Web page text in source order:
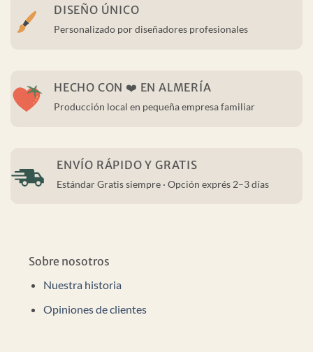
DISEÑO ÚNICO
Personalizado por diseñadores profesionales
HECHO CON ❤️ EN ALMERÍA
Producción local en pequeña empresa familiar
ENVÍO RÁPIDO Y GRATIS
Estándar Gratis siempre · Opción exprés 2–3 días
Sobre nosotros
Nuestra historia
Opiniones de clientes